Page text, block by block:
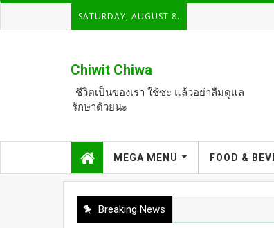
SATURDAY, AUGUST 8.
Chiwit Chiwa
ชีวิตเป็นของเรา ใช้ซะ แล้วอย่าลืมดูแล
รักษาด้วยนะ
MEGA MENU FOOD &
Breaking News